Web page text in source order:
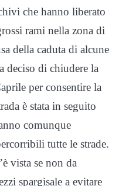
che hanno liberato
rami nella zona di
della caduta di alcune
deciso di chiudere la
per consentire la
è stata in seguito
comunque
tutte le strade.
vista se non da
spargisale a evitare